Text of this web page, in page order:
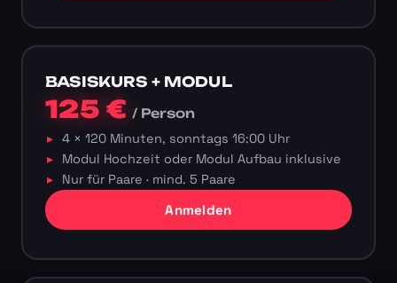
BASISKURS + MODUL
125 €/ Person
4 × 120 Minuten, sonntags 16:00 Uhr
Modul Hochzeit oder Modul Aufbau inklusive
Nur für Paare · mind. 5 Paare
Anmelden